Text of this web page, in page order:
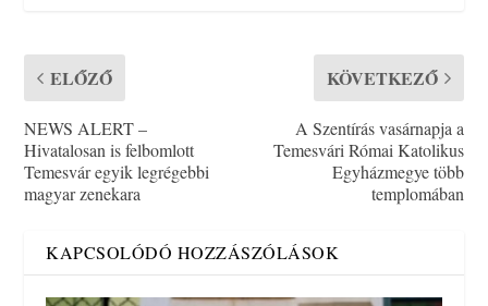
ELŐZŐ
NEWS ALERT –
Hivatalosan is felbomlott
Temesvár egyik legrégebbi
magyar zenekara
KÖVETKEZŐ
A Szentírás vasárnapja a
Temesvári Római Katolikus
Egyházmegye több
templomában
KAPCSOLÓDÓ HOZZÁSZÓLÁSOK